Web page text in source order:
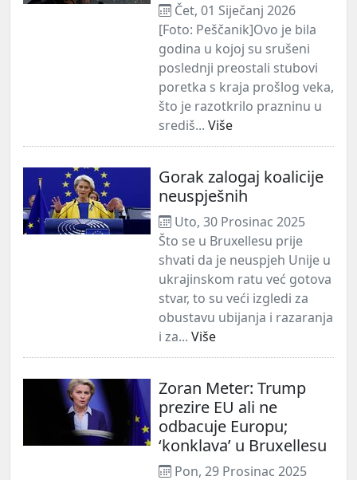
Čet, 01 Siječanj 2026
[Foto: Peščanik]Ovo je bila
godina u kojoj su srušeni
poslednji preostali stubovi
poretka s kraja prošlog veka,
što je razotkrilo prazninu u
središ... Više
Gorak zalogaj koalicije
neuspješnih
Uto, 30 Prosinac 2025
Što se u Bruxellesu prije
shvati da je neuspjeh Unije u
ukrajinskom ratu već gotova
stvar, to su veći izgledi za
obustavu ubijanja i razaranja
i za... Više
Zoran Meter: Trump
prezire EU ali ne
odbacuje Europu;
‘konklava’ u Bruxellesu
Pon, 29 Prosinac 2025